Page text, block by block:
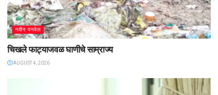
नवीन पनवेल
चिखले फाट्याजवळ घाणीचे साम्राज्य
AUGUST 4, 2026